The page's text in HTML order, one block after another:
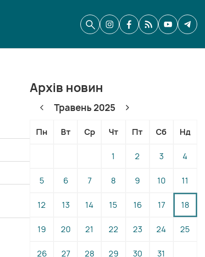
Архів новин
Травень 2025
Пн Вт Ср Чт Пт Сб Нд
1 2 3 4
5 6 7 8 9 10 11
12 13 14 15 16 17 18
19 20 21 22 23 24 25
26 27 28 29 30 31